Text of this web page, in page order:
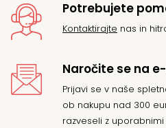
Potrebujete
Kontaktirajte nas in
Naročite se na
Prijavi se v naše
ob nakupu nad 300
razveseli z